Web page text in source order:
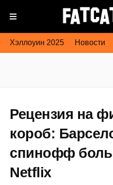
Хэллоуин 2025 Новости
Рецензия на
короб:
спинофф
Netflix